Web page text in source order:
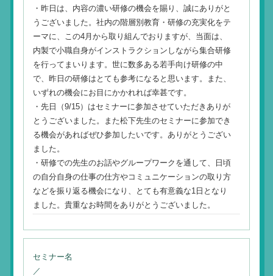
・昨日は、内容の濃い研修の機会を賜り、誠にありがと
うございました。社内の階層別教育・研修の充実化をテ
ーマに、この4月から取り組んでおりますが、当面は、
内製で小職自身がインストラクションしながら集合研修
を行ってまいります。世に数多ある若手向け研修の中
で、昨日の研修はとても参考になると思います。また、
いずれの機会にお目にかかれれば幸甚です。
・先日（9/15）はセミナーに参加させていただきありが
とうございました。また松下先生のセミナーに参加でき
る機会があればぜひ参加したいです。ありがとうござい
ました。
・研修での先生のお話やグループワークを通して、日頃
の自分自身の仕事の仕方やコミュニケーションの取り方
などを振り返る機会になり、とても有意義な1日となり
ました。貴重なお時間をありがとうございました。
セミナー名
／